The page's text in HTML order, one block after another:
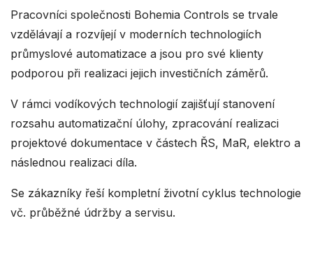
Pracovníci společnosti Bohemia Controls se trvale
vzdělávají a rozvíjejí v moderních technologiích
průmyslové automatizace a jsou pro své klienty
podporou při realizaci jejich investičních záměrů.
V rámci vodíkových technologií zajišťují stanovení
rozsahu automatizační úlohy, zpracování realizaci
projektové dokumentace v částech ŘS, MaR, elektro a
následnou realizaci díla.
Se zákazníky řeší kompletní životní cyklus technologie
vč. průběžné údržby a servisu.